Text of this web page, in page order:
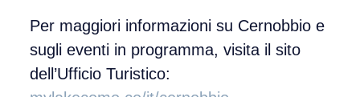
Per maggiori informazioni su Cernobbio e
sugli eventi in programma, visita il sito
dell’Ufficio Turistico: